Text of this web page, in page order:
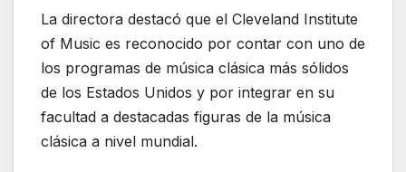
La directora destacó que el Cleveland Institute
of Music es reconocido por contar con uno de
los programas de música clásica más sólidos
de los Estados Unidos y por integrar en su
facultad a destacadas figuras de la música
clásica a nivel mundial.